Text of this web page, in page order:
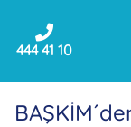
444 41 10